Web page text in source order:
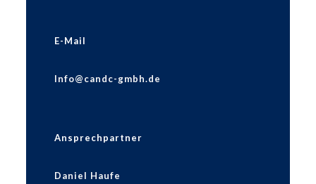
E-Mail
Info@candc-gmbh.de
Ansprechpartner
Daniel Haufe